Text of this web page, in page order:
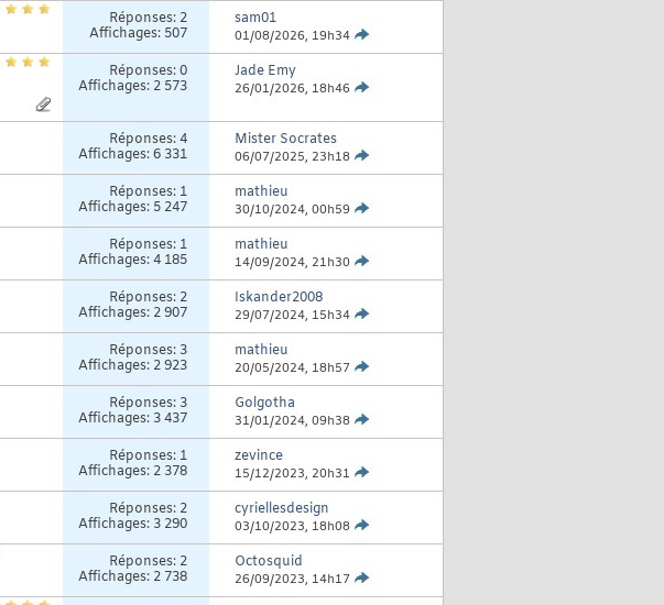
Réponses: 2
Affichages: 507
sam01
01/08/2026, 19h34
Réponses:0
Affichages: 2 573
Jade Emy
26/01/2026, 18h46
Réponses:4
Affichages: 6 331
Mister Socrates
06/07/2025, 23h18
Réponses: 1
Affichages: 5 247
mathieu
30/10/2024, 00h59
Réponses: 1
Affichages: 4 185
mathieu
14/09/2024, 21h30
Réponses: 2
Affichages: 2 907
Iskander2008
29/07/2024, 15h34
Réponses: 3
Affichages: 2 923
mathieu
20/05/2024, 18h57
Réponses: 3
Affichages: 3 437
Golgotha
31/01/2024, 09h38
Réponses: 1
Affichages: 2 378
zevince
15/12/2023, 20h31
Réponses: 2
Affichages: 3 290
cyriellesdesign
03/10/2023, 18h08
Réponses: 2
Affichages: 2 738
Octosquid
26/09/2023, 14h17